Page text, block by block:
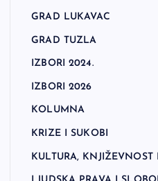
GRAD LUKAVAC
GRAD TUZLA
IZBORI 2024.
IZBORI 2026
KOLUMNA
KRIZE I SUKOBI
KULTURA, KNJIŽEVNOST